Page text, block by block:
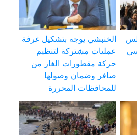
الخنبشي يوجه بتشكيل غرفة
عمليات مشتركة لتنظيم
حركة مقطورات الغاز من
صافر وضمان وصولها
للمحافظات المحررة